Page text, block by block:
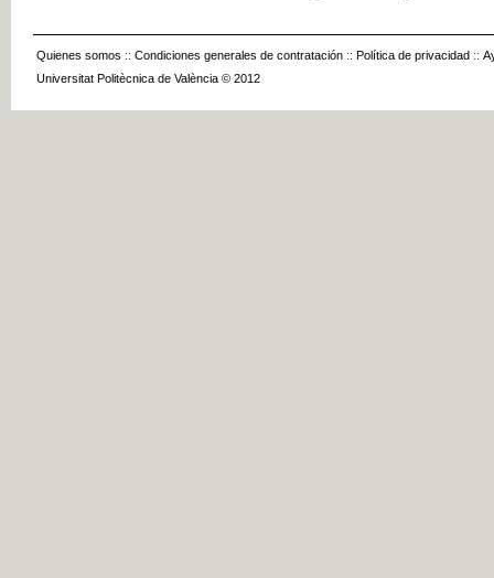
Quienes somos :: Condiciones generales de contratación :: Política de privacidad ::
Universitat Politècnica de València © 2012